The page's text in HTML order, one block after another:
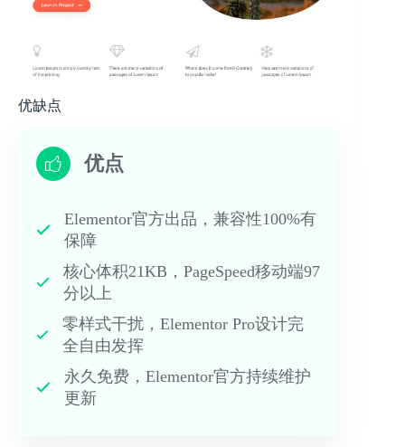
优缺点
优点
Elementor官方出品，兼容性100%有
保障
核心体积21KB，PageSpeed移动端97
分以上
零样式干扰，Elementor Pro设计完
全自由发挥
永久免费，Elementor官方持续维护
更新